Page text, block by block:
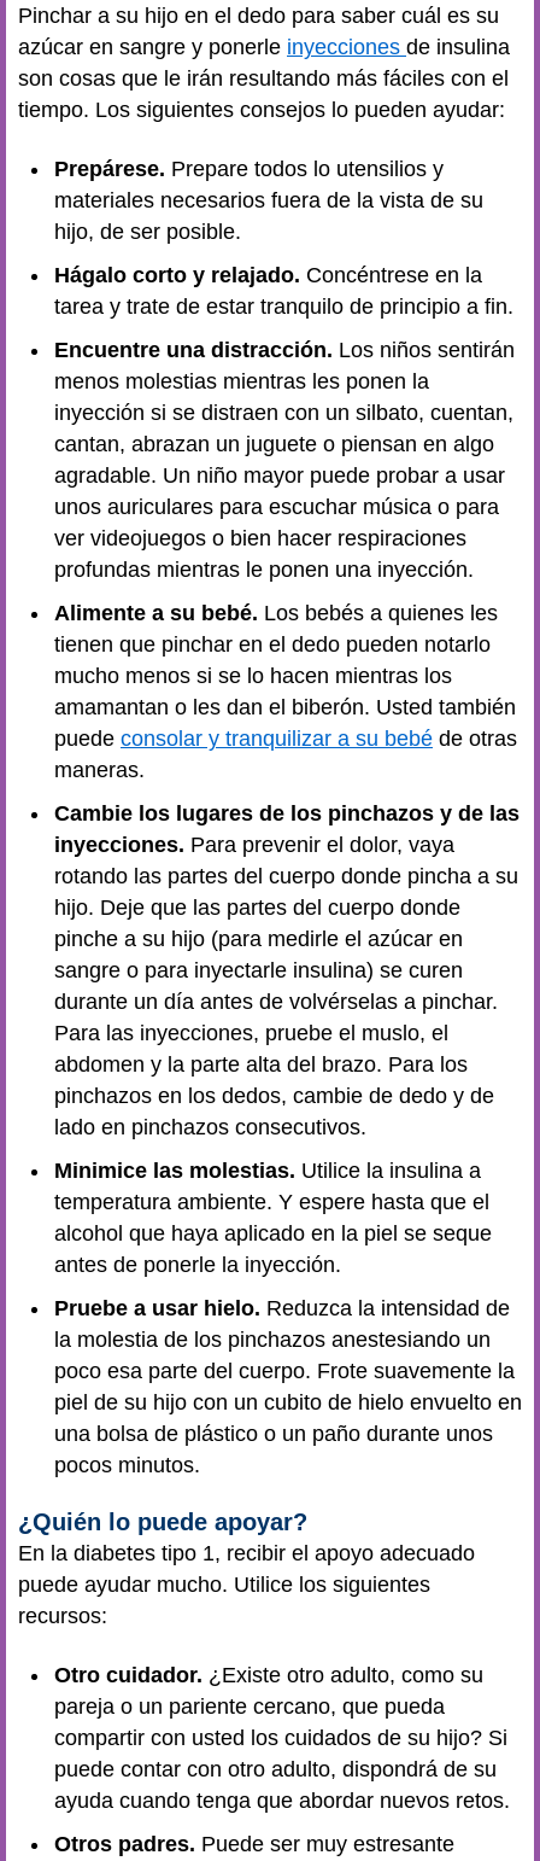
Pinchar a su hijo en el dedo para saber cuál es su
azúcar en sangre y ponerle inyecciones de insulina
son cosas que le irán resultando más fáciles con el
tiempo. Los siguientes consejos lo pueden ayudar:
Prepárese. Prepare todos lo utensilios y
materiales necesarios fuera de la vista de su
hijo, de ser posible.
Hágalo corto y relajado. Concéntrese en la
tarea y trate de estar tranquilo de principio a fin.
Encuentre una distracción. Los niños sentirán
menos molestias mientras les ponen la
inyección si se distraen con un silbato, cuentan,
cantan, abrazan un juguete o piensan en algo
agradable. Un niño mayor puede probar a usar
unos auriculares para escuchar música o para
ver videojuegos o bien hacer respiraciones
profundas mientras le ponen una inyección.
Alimente a su bebé. Los bebés a quienes les
tienen que pinchar en el dedo pueden notarlo
mucho menos si se lo hacen mientras los
amamantan o les dan el biberón. Usted también
puede consolar y tranquilizar a su bebé de otras
maneras.
Cambie los lugares de los pinchazos y de las
inyecciones. Para prevenir el dolor, vaya
rotando las partes del cuerpo donde pincha a su
hijo. Deje que las partes del cuerpo donde
pinche a su hijo (para medirle el azúcar en
sangre o para inyectarle insulina) se curen
durante un día antes de volvérselas a pinchar.
Para las inyecciones, pruebe el muslo, el
abdomen y la parte alta del brazo. Para los
pinchazos en los dedos, cambie de dedo y de
lado en pinchazos consecutivos.
Minimice las molestias. Utilice la insulina a
temperatura ambiente. Y espere hasta que el
alcohol que haya aplicado en la piel se seque
antes de ponerle la inyección.
Pruebe a usar hielo. Reduzca la intensidad de
la molestia de los pinchazos anestesiando un
poco esa parte del cuerpo. Frote suavemente la
piel de su hijo con un cubito de hielo envuelto en
una bolsa de plástico o un paño durante unos
pocos minutos.
¿Quién lo puede apoyar?
En la diabetes tipo 1, recibir el apoyo adecuado
puede ayudar mucho. Utilice los siguientes
recursos:
Otro cuidador. ¿Existe otro adulto, como su
pareja o un pariente cercano, que pueda
compartir con usted los cuidados de su hijo? Si
puede contar con otro adulto, dispondrá de su
ayuda cuando tenga que abordar nuevos retos.
Otros padres. Puede ser muy estresante